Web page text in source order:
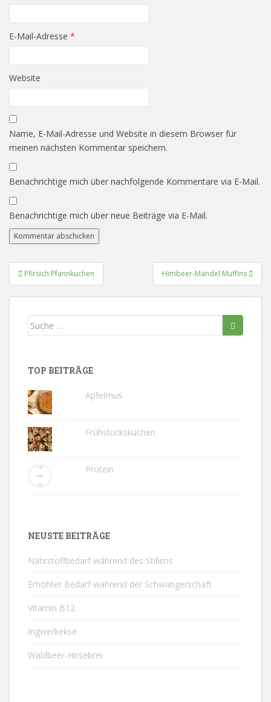
E-Mail-Adresse *
Website
Name, E-Mail-Adresse und Website in diesem Browser für
meinen nächsten Kommentar speichern.
Benachrichtige mich über nachfolgende Kommentare via E-Mail.
Benachrichtige mich über neue Beiträge via E-Mail.
Beitragsnavigation
Pfirsich Pfannkuchen Himbeer-Mandel Muffins
Suche
TOP BEITRÄGE
Apfelmus
Frühstückskuchen
Protein
NEUSTE BEITRÄGE
Nährstoffbedarf während des Stillens
Erhöhter Bedarf während der Schwangerschaft
Vitamin B12
Ingwerkekse
Waldbeer-Hirsebrei